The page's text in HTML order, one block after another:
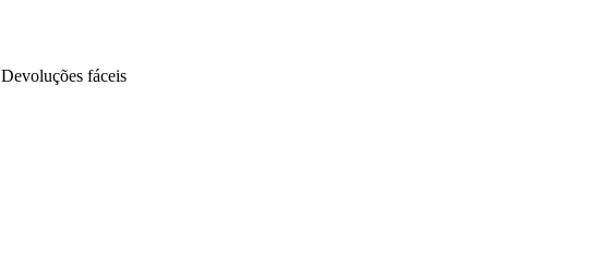
Devoluções fáceis